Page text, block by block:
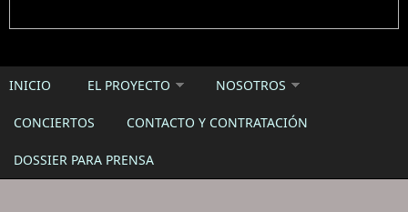
INICIO EL PROYECTO NOSOTROS
CONCIERTOS CONTACTO Y CONTRATACIÓN
DOSSIER PARA PRENSA